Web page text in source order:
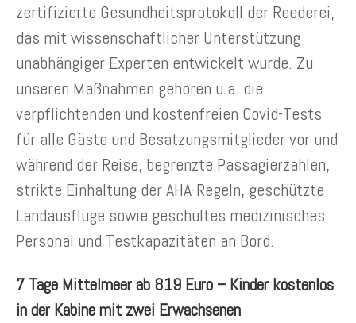
zertifizierte Gesundheitsprotokoll der Reederei,
das mit wissenschaftlicher Unterstützung
unabhängiger Experten entwickelt wurde. Zu
unseren Maßnahmen gehören u.a. die
verpflichtenden und kostenfreien Covid-Tests
für alle Gäste und Besatzungsmitglieder vor und
während der Reise, begrenzte Passagierzahlen,
strikte Einhaltung der AHA-Regeln, geschützte
Landausflüge sowie geschultes medizinisches
Personal und Testkapazitäten an Bord.
7 Tage Mittelmeer ab 819 Euro – Kinder kostenlos
in der Kabine mit zwei Erwachsenen